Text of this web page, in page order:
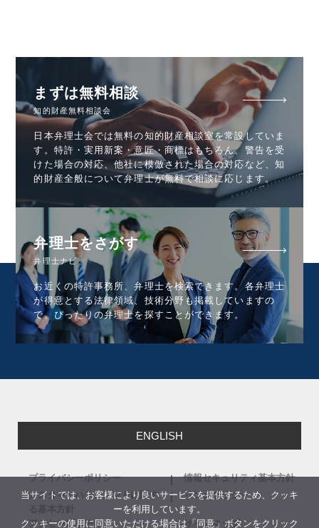
まずは無料相談
知的財産無料相談会
日本弁理士会では無料の知的財産相談室を常設していま
す。特許・実用新案・意匠・商標はもちろん、警告を受
けた場合の対応、他社に模倣された場合の対応など、知
的財産全般について弁理士が無料で相談に応じます。
弁理士をさがす
弁理士ナビ
お近くの特許事務所、弁理士を検索できます。各弁理士
が得意とする法律領域、技術分野も掲載していますの
で、ぴったりの弁理士を探すことができます。
ENGLISH
プライバシーポリシー
情報セキュリティ基本方針
カスタマーハラスメントに関す
リンクポリシー
アクセシビリティ サイトマップ
当サイトでは、お客様により良いサービスを提供するため、クッキ
ーを利用しています。
クッキーの使用に同意いただける場合は「同意」ボタンをクリック